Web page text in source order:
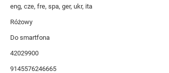
eng, cze, fre, spa, ger, ukr, ita
Różowy
Do smartfona
42029900
9145576246665